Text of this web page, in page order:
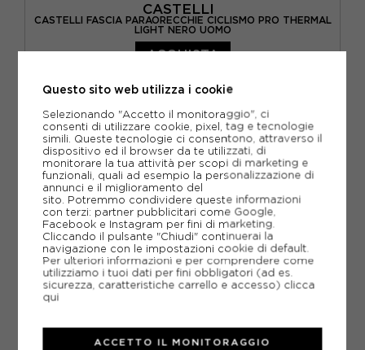
CASTELLI
CASTELLI FASCIA PARAORECCHIE CICLISMO PRO THERMAL
LIGHT NERO UOMO
TU
ACQUISTA
-28% 10,76€
14,95€
Questo sito web utilizza i cookie
Selezionando "Accetto il monitoraggio", ci
consenti di utilizzare cookie, pixel, tag e tecnologie
simili. Queste tecnologie ci consentono, attraverso il
dispositivo ed il browser da te utilizzati, di
monitorare la tua attività per scopi di marketing e
funzionali, quali ad esempio la personalizzazione di
annunci e il miglioramento del
sito. Potremmo condividere queste informazioni
con terzi: partner pubblicitari come Google,
Facebook e Instagram per fini di marketing.
Cliccando il pulsante "Chiudi" continuerai la
navigazione con le impostazioni cookie di default.
Per ulteriori informazioni e per comprendere come
utilizziamo i tuoi dati per fini obbligatori (ad es.
sicurezza, caratteristiche carrello e accesso) clicca
qui
ACCETTO IL MONITORAGGIO